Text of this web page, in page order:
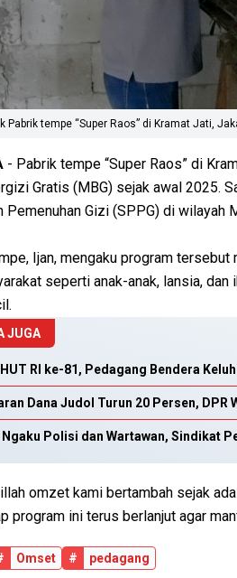
Pabrik tempe “Super Raos” di Kramat Jati,
- Pabrik tempe “Super Raos” di
Gratis (MBG) sejak awal 2025.
Pemenuhan Gizi (SPPG) di wilayah
Ijan, mengaku program
seperti anak-anak, lansia,
JUGA
RI ke-81, Pedagang Bendera
Dana Judol Turun 20 Persen,
Ngaku Polisi dan Wartawan, Sindikat
omzet kami bertambah sejak ada
program ini terus berlanjut agar
Omset # pedagang